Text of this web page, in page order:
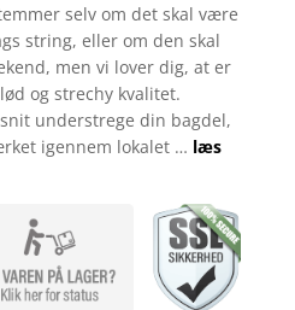
selv om det skal være
string, eller om den skal
men vi lover dig, at er
og strechy kvalitet.
understrege din bagdel,
igennem lokalet … læs